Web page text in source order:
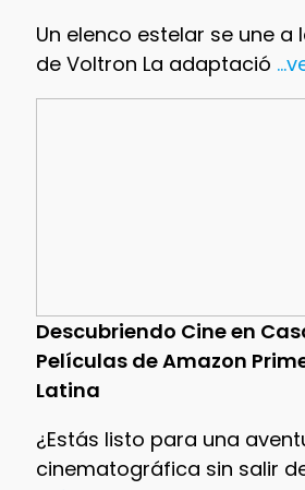
Un elenco estelar se une
de Voltron La adaptació
Descubriendo Cine en
Películas de Amazon
Latina
¿Estás listo para una
cinematográfica sin salir